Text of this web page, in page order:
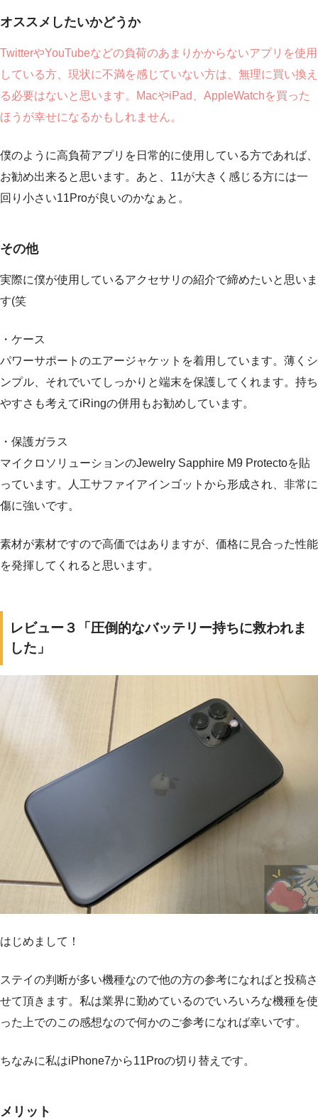
オススメしたいかどうか
TwitterやYouTubeなどの負荷のあまりかからないアプリを使用
している方、現状に不満を感じていない方は、無理に買い換え
る必要はないと思います。MacやiPad、AppleWatchを買った
ほうが幸せになるかもしれません。
僕のように高負荷アプリを日常的に使用している方であれば、
お勧め出来ると思います。あと、11が大きく感じる方には一
回り小さい11Proが良いのかなぁと。
その他
実際に僕が使用しているアクセサリの紹介で締めたいと思いま
す(笑
・ケース
パワーサポートのエアージャケットを着用しています。薄くシ
ンプル、それでいてしっかりと端末を保護してくれます。持ち
やすさも考えてiRingの併用もお勧めしています。
・保護ガラス
マイクロソリューションのJewelry Sapphire M9 Protectoを貼
っています。人工サファイアインゴットから形成され、非常に
傷に強いです。
素材が素材ですので高価ではありますが、価格に見合った性能
を発揮してくれると思います。
レビュー３「圧倒的なバッテリー持ちに救われま
した」
はじめまして！
ステイの判断が多い機種なので他の方の参考になればと投稿さ
せて頂きます。私は業界に勤めているのでいろいろな機種を使
った上でのこの感想なので何かのご参考になれば幸いです。
ちなみに私はiPhone7から11Proの切り替えです。
メリット